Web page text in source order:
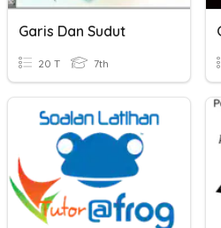
Garis Dan Sudut
20 T 7th